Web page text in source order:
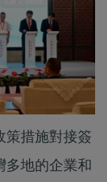
策措施對接簽
多地的企業和